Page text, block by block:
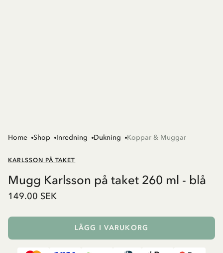
Home Shop Inredning Dukning Koppar & Muggar
KARLSSON PÅ TAKET
Mugg Karlsson på taket 260 ml - blå
149.00 SEK
LÄGG I VARUKORG